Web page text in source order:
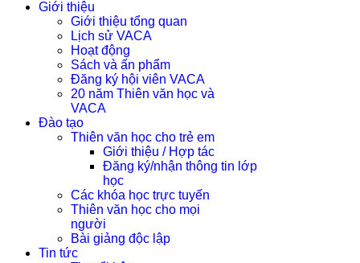
Giới thiệu
Giới thiệu tổng quan
Lịch sử VACA
Hoạt động
Sách và ấn phẩm
Đăng ký hội viên VACA
20 năm Thiên văn học và
VACA
Đào tạo
Thiên văn học cho trẻ em
Giới thiệu / Hợp tác
Đăng ký/nhận thông tin lớp
học
Các khóa học trực tuyến
Thiên văn học cho mọi
người
Bài giảng độc lập
Tin tức